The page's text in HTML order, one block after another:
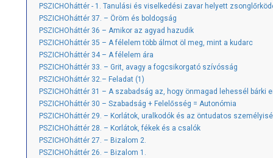
PSZICHOháttér - 1. Tanulási és viselkedési zavar helyett
PSZICHOháttér 37. – Öröm és boldogság
PSZICHOháttér 36 – Amikor az agyad hazudik
PSZICHOháttér 35 – A félelem több álmot öl meg, mint a kudarc
PSZICHOháttér 34 – A félelem ára
PSZICHOháttér 33. – Grit, avagy a fogcsikorgató szívósság
PSZICHOháttér 32.– Feladat (1)
PSZICHOháttér 31 – A szabadság az, hogy önmagad lehessél bárki
PSZICHOháttér 30 – Szabadság + Felelősség = Autonómia
PSZICHOháttér 29. – Korlátok, uralkodók és az öntudatos
PSZICHOháttér 28. – Korlátok, fékek és a csalók
PSZICHOháttér 27. – Bizalom 2.
PSZICHOháttér 26. – Bizalom 1.